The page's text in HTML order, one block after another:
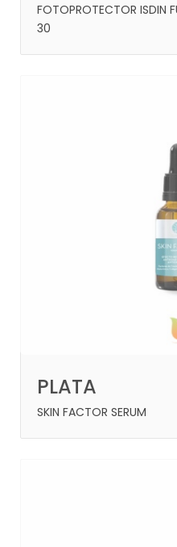
FOTOPROTECTOR ISDIN
30
PLATA
SKIN FACTOR SERUM